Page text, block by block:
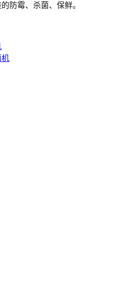
防霉、杀菌、保鲜。
机